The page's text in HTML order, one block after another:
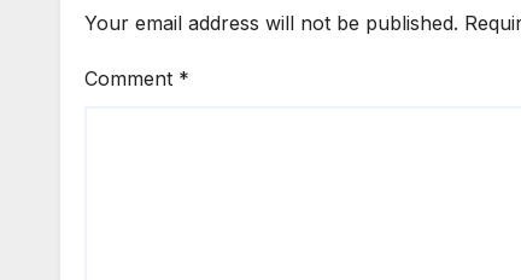
Your email address will not be published.
Comment *